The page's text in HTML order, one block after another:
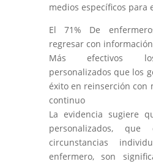
medios específicos para
El 71% De
regresar con
Más efectivos
personalizados que los
éxito en reinserción con
continuo
La evidencia sugiere
personalizados, que
circunstancias
enfermero, son